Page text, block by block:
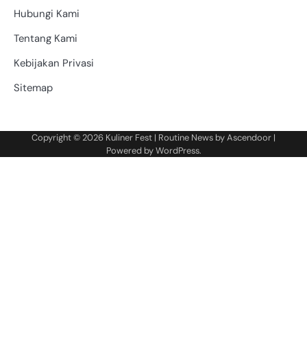
Hubungi Kami
Tentang Kami
Kebijakan Privasi
Sitemap
Copyright © 2026 Kuliner Fest | Routine News byAscendoor |
Powered byWordPress.